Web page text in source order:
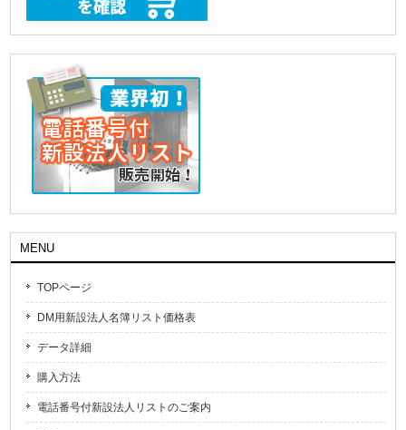
MENU
TOPページ
DM用新設法人名簿リスト価格表
データ詳細
購入方法
電話番号付新設法人リストのご案内